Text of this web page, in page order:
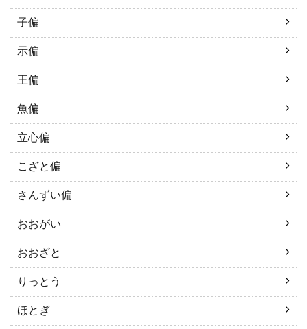
子偏
示偏
王偏
魚偏
立心偏
こざと偏
さんずい偏
おおがい
おおざと
りっとう
ほとぎ